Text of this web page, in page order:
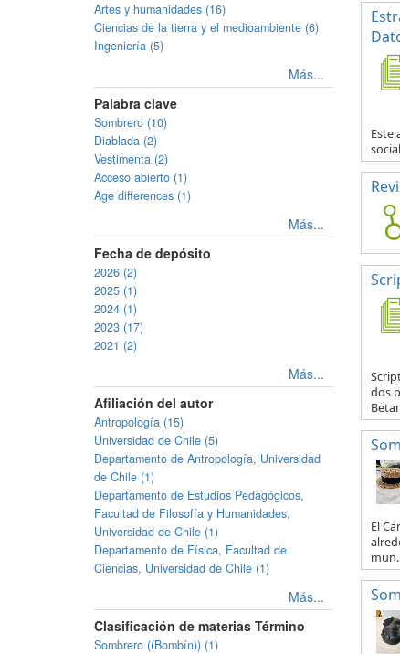
Artes y humanidades (16)
Ciencias de la tierra y el medioambiente (6)
Ingeniería (5)
Más...
Palabra clave
Sombrero (10)
Diablada (2)
Vestimenta (2)
Acceso abierto (1)
Age differences (1)
Más...
Fecha de depósito
2026 (2)
2025 (1)
2024 (1)
2023 (17)
2021 (2)
Más...
Afiliación del autor
Antropología (15)
Universidad de Chile (5)
Departamento de Antropología, Universidad
de Chile (1)
Departamento de Estudios Pedagógicos,
Facultad de Filosofía y Humanidades,
Universidad de Chile (1)
Departamento de Física, Facultad de
Ciencias, Universidad de Chile (1)
Más...
Clasificación de materias Término
Sombrero ((Bombín)) (1)
Este
dos
El